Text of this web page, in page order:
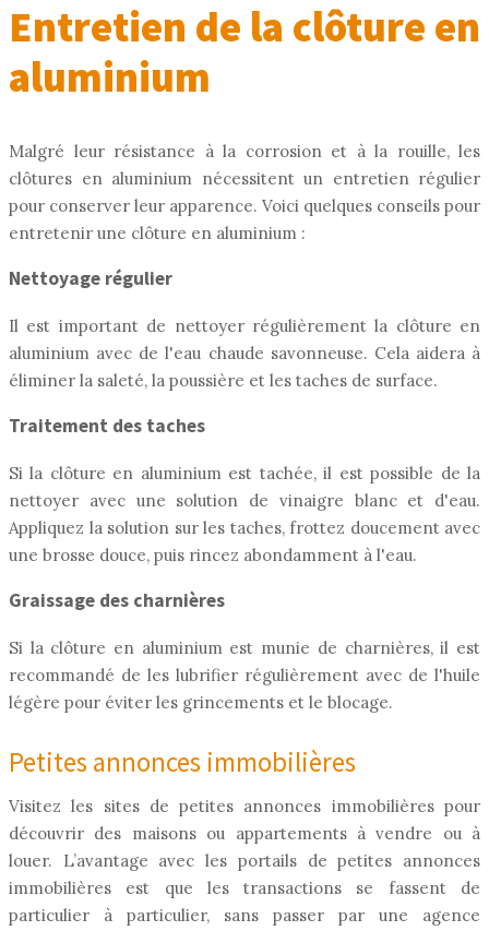
Entretien de la clôture en
aluminium
Malgré leur résistance à la corrosion et à la rouille, les
clôtures en aluminium nécessitent un entretien régulier
pour conserver leur apparence. Voici quelques conseils pour
entretenir une clôture en aluminium :
Nettoyage régulier
Il est important de nettoyer régulièrement la clôture en
aluminium avec de l'eau chaude savonneuse. Cela aidera à
éliminer la saleté, la poussière et les taches de surface.
Traitement des taches
Si la clôture en aluminium est tachée, il est possible de la
nettoyer avec une solution de vinaigre blanc et d'eau.
Appliquez la solution sur les taches, frottez doucement avec
une brosse douce, puis rincez abondamment à l'eau.
Graissage des charnières
Si la clôture en aluminium est munie de charnières, il est
recommandé de les lubrifier régulièrement avec de l'huile
légère pour éviter les grincements et le blocage.
Petites annonces immobilières
Visitez les sites de petites annonces immobilières pour
découvrir des maisons ou appartements à vendre ou à
louer. L’avantage avec les portails de petites annonces
immobilières est que les transactions se fassent de
particulier à particulier, sans passer par une agence